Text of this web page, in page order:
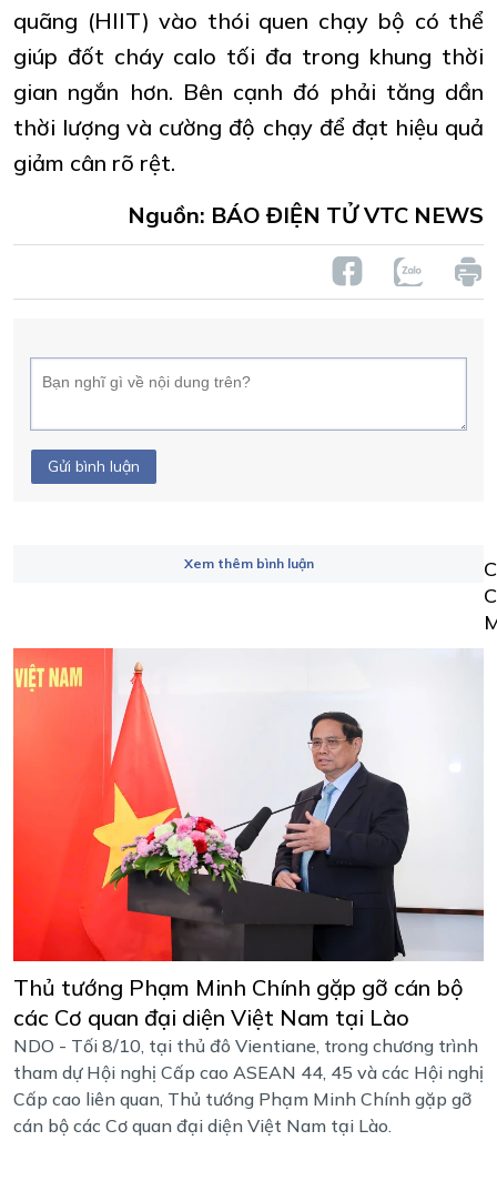
quãng (HIIT) vào thói quen chạy bộ có thể
giúp đốt cháy calo tối đa trong khung thời
gian ngắn hơn. Bên cạnh đó phải tăng dần
thời lượng và cường độ chạy để đạt hiệu quả
giảm cân rõ rệt.
Nguồn: BÁO ĐIỆN TỬ VTC NEWS
Gửi bình luận
Xem thêm bình luận
Thủ tướng Phạm Minh Chính gặp gỡ cán bộ
các Cơ quan đại diện Việt Nam tại Lào
NDO - Tối 8/10, tại thủ đô Vientiane, trong chương trình
tham dự Hội nghị Cấp cao ASEAN 44, 45 và các Hội nghị
Cấp cao liên quan, Thủ tướng Phạm Minh Chính gặp gỡ
cán bộ các Cơ quan đại diện Việt Nam tại Lào.